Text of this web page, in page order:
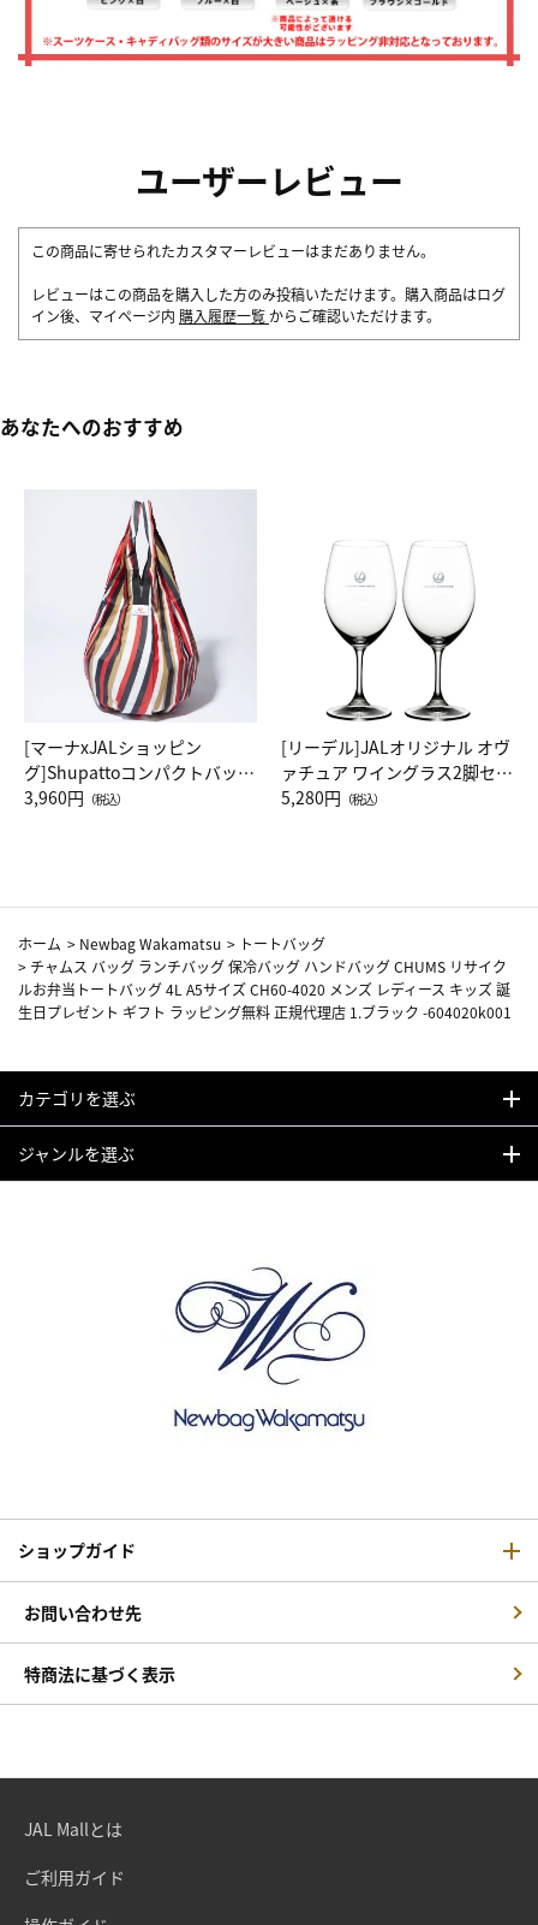
ユーザーレビュー
この商品に寄せられたカスタマーレビューはまだありません。
レビューはこの商品を購入した方のみ投稿いただけます。購入商品はログ
イン後、マイページ内 購入履歴一覧 からご確認いただけます。
あなたへのおすすめ
[マーナxJALショッピン
グ]Shupattoコンパクトバッグ
Drop JAL客室乗務員（LC）ス
3,960円 （税込）
[リーデル]JALオリジナル オヴ
ァチュア ワイングラス2脚セッ
ト（レッドワイン）
5,280円 （税込）
ホーム > Newbag Wakamatsu > トートバッグ
> チャムス バッグ ランチバッグ 保冷バッグ ハンドバッグ CHUMS リサイク
ルお弁当トートバッグ 4L A5サイズ CH60-4020 メンズ レディース キッズ 誕
生日プレゼント ギフト ラッピング無料 正規代理店 1.ブラック -604020k001
カテゴリを選ぶ
ジャンルを選ぶ
ショップガイド
お問い合わせ先
特商法に基づく表示
JAL Mallとは
ご利用ガイド